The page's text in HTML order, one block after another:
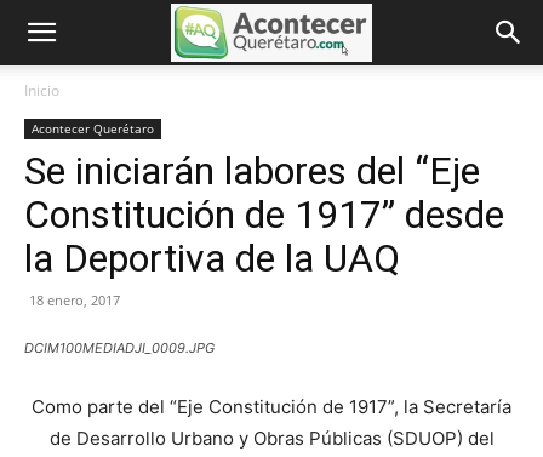
Inicio
Acontecer Querétaro
Se iniciarán labores del “Eje
Constitución de 1917” desde
la Deportiva de la UAQ
18 enero, 2017
DCIM100MEDIADJI_0009.JPG
Como parte del “Eje Constitución de 1917”, la Secretaría
de Desarrollo Urbano y Obras Públicas (SDUOP) del